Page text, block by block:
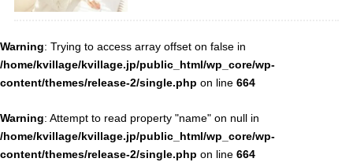
Warning: Trying to access array offset on false in
/home/kvillage/kvillage.jp/public_html/wp_core/wp-
content/themes/release-2/single.php on line 664
Warning: Attempt to read property "name" on null in
/home/kvillage/kvillage.jp/public_html/wp_core/wp-
content/themes/release-2/single.php on line 664